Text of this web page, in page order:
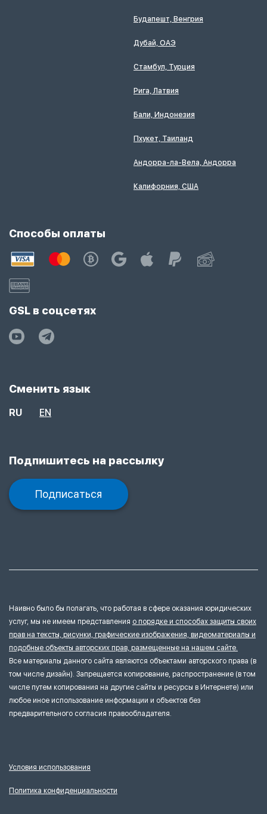
Будапешт, Венгрия
Дубай, ОАЭ
Стамбул, Турция
Рига, Латвия
Бали, Индонезия
Пхукет, Таиланд
Андорра-ла-Вела, Андорра
Калифорния, США
Способы оплаты
GSL в соцсетях
Сменить язык
RU EN
Подпишитесь на рассылку
Подписаться
Наивно было бы полагать, что работая в сфере оказания юридических
услуг, мы не имеем представления о порядке и способах защиты своих
прав на тексты, рисунки, графические изображения, видеоматериалы и
подобные объекты авторских прав, размещенные на нашем сайте.
Все материалы данного сайта являются объектами авторского права (в
том числе дизайн). Запрещается копирование, распространение (в том
числе путем копирования на другие сайты и ресурсы в Интернете) или
любое иное использование информации и объектов без
предварительного согласия правообладателя.
Условия использования
Политика конфиденциальности